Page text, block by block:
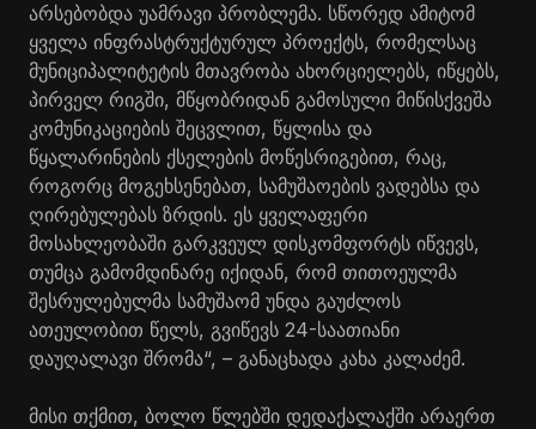
არსებობდა უამრავი პრობლემა. სწორედ ამიტომ
ყველა ინფრასტრუქტურულ პროექტს, რომელსაც
მუნიციპალიტეტის მთავრობა ახორციელებს, იწყებს,
პირველ რიგში, მწყობრიდან გამოსული მიწისქვეშა
კომუნიკაციების შეცვლით, წყლისა და
წყალარინების ქსელების მოწესრიგებით, რაც,
როგორც მოგეხსენებათ, სამუშაოების ვადებსა და
ღირებულებას ზრდის. ეს ყველაფერი
მოსახლეობაში გარკვეულ დისკომფორტს იწვევს,
თუმცა გამომდინარე იქიდან, რომ თითოეულმა
შესრულებულმა სამუშაომ უნდა გაუძლოს
ათეულობით წელს, გვიწევს 24-საათიანი
დაუღალავი შრომა“, – განაცხადა კახა კალაძემ.
მისი თქმით, ბოლო წლებში დედაქალაქში არაერთ